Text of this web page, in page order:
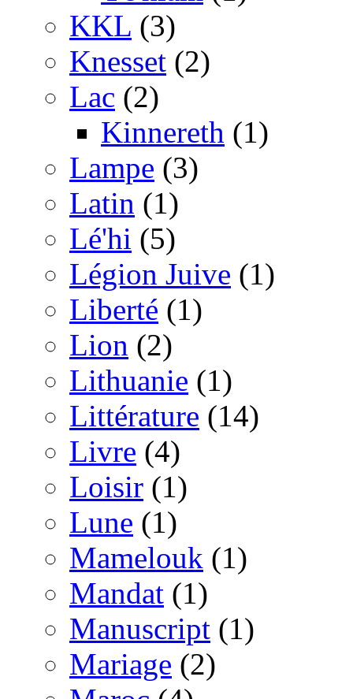
KKL (3)
Knesset (2)
Lac (2)
Kinnereth (1)
Lampe (3)
Latin (1)
Lé'hi (5)
Légion Juive (1)
Liberté (1)
Lion (2)
Lithuanie (1)
Littérature (14)
Livre (4)
Loisir (1)
Lune (1)
Mamelouk (1)
Mandat (1)
Manuscript (1)
Mariage (2)